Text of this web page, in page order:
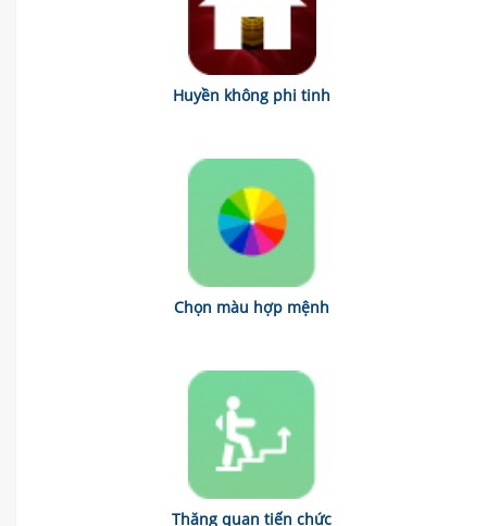
Huyền không phi tinh
Chọn màu hợp mệnh
Thăng quan tiến chức